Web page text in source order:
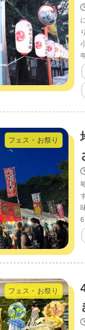
フェス・お祭り
フェス・お祭り